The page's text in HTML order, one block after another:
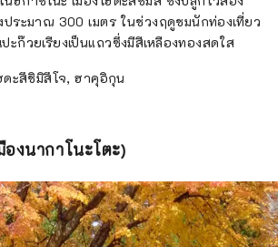
ประมาณ 300 เมตร ในช่วงฤดูชมนักท่องเที่ยว
ก๊วยเรียงเป็นแถวซึ่งมีสีเหลืองทองสดใส
ะสึชิมิสึโจ, ฮาคุอิกุน
งนากาโนะโตะ)